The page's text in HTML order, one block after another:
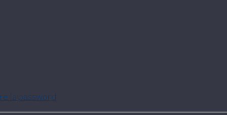
la password